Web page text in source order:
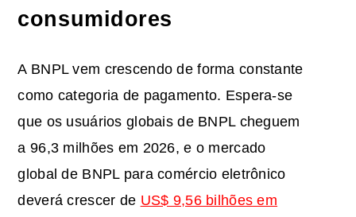
consumidores
A BNPL vem crescendo de forma constante
como categoria de pagamento. Espera-se
que os usuários globais de BNPL cheguem
a 96,3 milhões em 2026, e o mercado
global de BNPL para comércio eletrônico
deverá crescer de US$ 9,56 bilhões em